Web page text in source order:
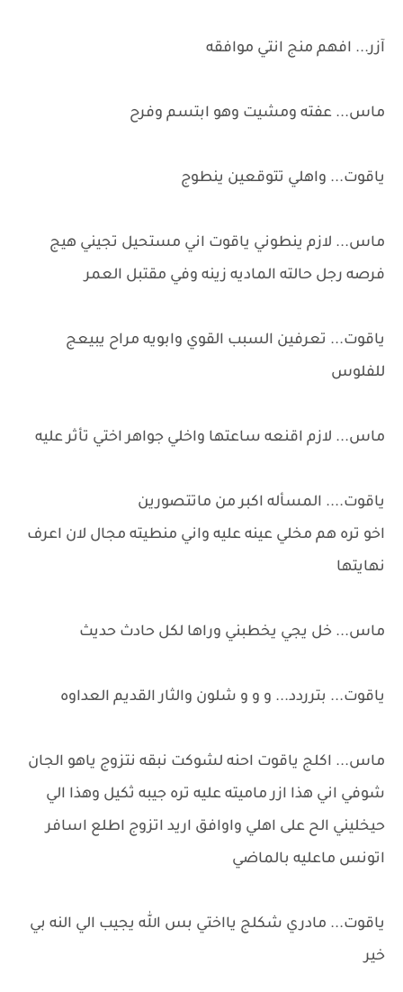
آزر... افهم منج انتي موافقه
ماس... عفته ومشيت وهو ابتسم وفرح
ياقوت... واهلي تتوقعين ينطوج
ماس... لازم ينطوني ياقوت اني مستحيل تجيني هيج
فرصه رجل حالته الماديه زينه وفي مقتبل العمر
ياقوت... تعرفين السبب القوي وابويه مراح يبيعج
للفلوس
ماس... لازم اقنعه ساعتها واخلي جواهر اختي تأثر عليه
ياقوت.... المسأله اكبر من ماتتصورين
اخو تره هم مخلي عينه عليه واني منطيته مجال لان اعرف
نهايتها
ماس... خل يجي يخطبني وراها لكل حادث حديث
ياقوت... بترردد... و و و شلون والثار القديم العداوه
ماس... اكلج ياقوت احنه لشوكت نبقه نتزوج ياهو الجان
شوفي اني هذا ازر ماميته عليه تره جيبه ثكيل وهذا الي
حيخليني الح على اهلي واوافق اريد اتزوج اطلع اسافر
اتونس ماعليه بالماضي
ياقوت... مادري شكلج يااختي بس الله يجيب الي النه بي
خير